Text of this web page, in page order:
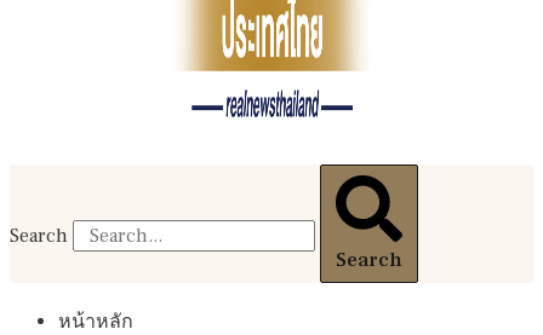
Search
Search
หน้าหลัก